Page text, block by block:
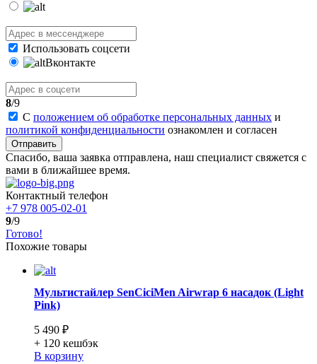
Использовать соцсети
Вконтакте
8/9
С положением об обработке персональных данных и
политикой конфиденциальности ознакомлен и согласен
Отправить
Спасибо, ваша заявка отправлена, наш специалист свяжется с
вами в ближайшее время.
Контактный телефон
+7 978 005-02-01
9/9
Готово!
Похожие товары
Мультистайлер SenCiciMen Airwrap 6 насадок (Light
Pink)
5 490 ₽
+ 120 кешбэк
В корзину